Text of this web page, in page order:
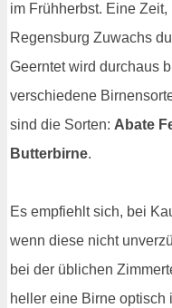
im Frühherbst. Eine
Regensburg Zuwachs
Geerntet wird durchaus
verschiedene
sind die Sorten: Abate
Butterbirne.
Es empfiehlt sich, bei
wenn diese nicht
bei der üblichen
heller eine Birne optisch